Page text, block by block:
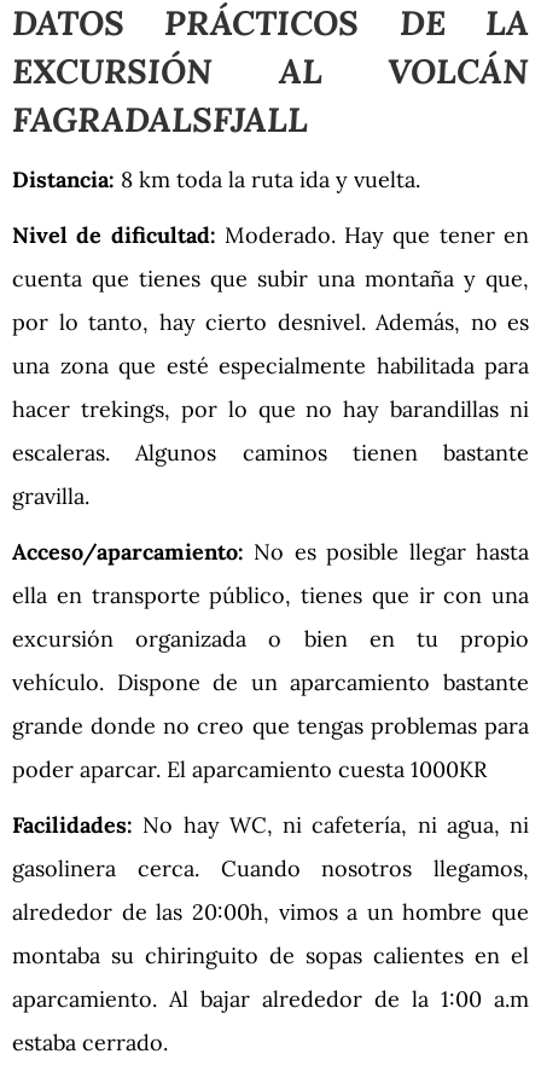
DATOS PRÁCTICOS DE LA
EXCURSIÓN AL VOLCÁN
FAGRADALSFJALL
Distancia: 8 km toda la ruta ida y vuelta.
Nivel de dificultad: Moderado. Hay que tener en
cuenta que tienes que subir una montaña y que,
por lo tanto, hay cierto desnivel. Además, no es
una zona que esté especialmente habilitada para
hacer trekings, por lo que no hay barandillas ni
escaleras. Algunos caminos tienen bastante
gravilla.
Acceso/aparcamiento: No es posible llegar hasta
ella en transporte público, tienes que ir con una
excursión organizada o bien en tu propio
vehículo. Dispone de un aparcamiento bastante
grande donde no creo que tengas problemas para
poder aparcar. El aparcamiento cuesta 1000KR
Facilidades: No hay WC, ni cafetería, ni agua, ni
gasolinera cerca. Cuando nosotros llegamos,
alrededor de las 20:00h, vimos a un hombre que
montaba su chiringuito de sopas calientes en el
aparcamiento. Al bajar alrededor de la 1:00 a.m
estaba cerrado.